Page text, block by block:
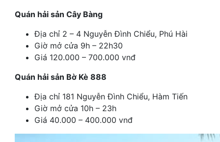
Quán hải sản Cây Bàng
Địa chỉ 2 – 4 Nguyễn Đình Chiểu, Phú Hài
Giờ mở cửa 9h – 22h30
Giá 120.000 – 700.000 vnđ
Quán hải sản Bờ Kè 888
Địa chỉ 181 Nguyễn Đình Chiểu, Hàm Tiến
Giờ mở cửa 10h – 23h
Giá 40.000 – 400.000 vnđ